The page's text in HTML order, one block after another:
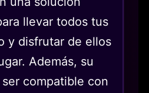
llevar todos tus
y disfrutar de ellos
Además, su
compatible con